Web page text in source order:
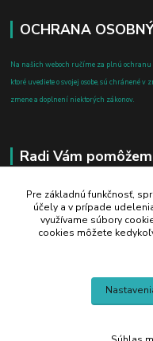
OCHRANA
Na našich weboch ručíme za plnú
ktoré uvediete o svojej osobe, sú chránené v
zmene a doplnení niektorých zákonov.
Radi Vám
+421 908 700 612
po-pia: 8.00 - 16.00
business@jtf.sk
Pre základnú funkčnosť,
účely a v prípade
využívame súbory
cookies môžete